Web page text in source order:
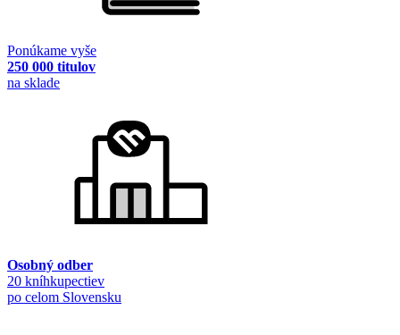
Ponúkame vyše
250 000 titulov
na sklade
Osobný odber
20 kníhkupectiev
po celom Slovensku